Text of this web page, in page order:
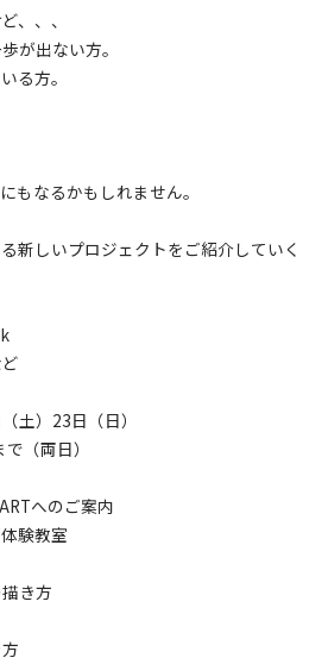
、、、
が出ない方。
る方。
もなるかもしれません。
新しいプロジェクトをご紹介していく
土）23日（日）
（両日）
へのご案内
験教室
き方